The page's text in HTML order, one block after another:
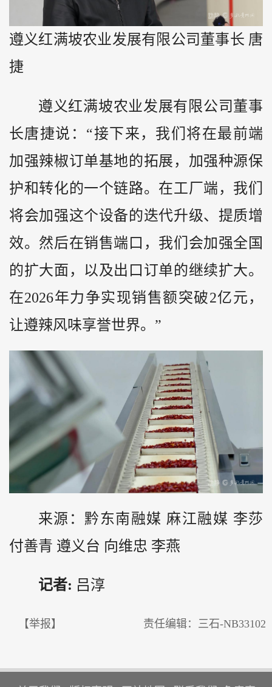
遵义红满坡农业发展有限公司董事长 唐
捷
遵义红满坡农业发展有限公司董事
长唐捷说：“接下来，我们将在最前端
加强辣椒订单基地的拓展，加强种源保
护和转化的一个链路。在工厂端，我们
将会加强这个设备的迭代升级、提质增
效。然后在销售端口，我们会加强全国
的扩大面，以及出口订单的继续扩大。
在2026年力争实现销售额突破2亿元，
让遵辣风味享誉世界。”
来源：黔东南融媒 麻江融媒 李莎
付善青 遵义台 向维忠 李燕
记者: 吕淳
【举报】 责任编辑：三石-NB33102